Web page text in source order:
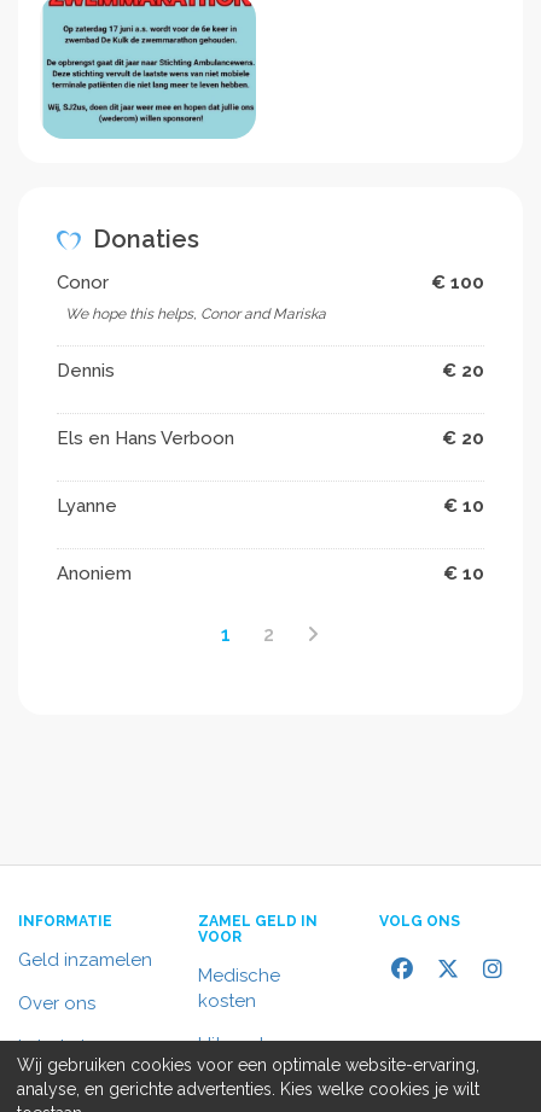
Donaties
Conor € 100
We hope this helps, Conor and Mariska
Dennis € 20
Els en Hans Verboon € 20
Lyanne € 10
Anoniem € 10
1 2
INFORMATIE
Geld inzamelen
Over ons
In het nieuws
Contact
ZAMEL GELD IN
VOOR
Medische
kosten
Uitvaart
Rolstoelbus
VOLG ONS
Wij gebruiken cookies voor een optimale website-ervaring,
analyse, en gerichte advertenties. Kies welke cookies je wilt